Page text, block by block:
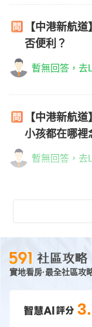
【中港新航
否便利？
暫無回答，去
【中港新航
小孩都在哪裡
暫無回答，去
實地看房·最全社區攻